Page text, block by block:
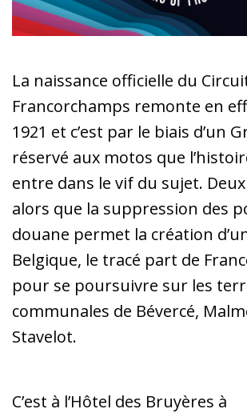
La naissance officielle du
Francorchamps remonte en
1921 et c’est par le biais d’un
réservé aux motos que
entre dans le vif du sujet.
alors que la suppression des
douane permet la création
Belgique, le tracé part de
pour se poursuivre sur les
communales de Bévercé,
Stavelot.
C’est à l’Hôtel des Bruyères à